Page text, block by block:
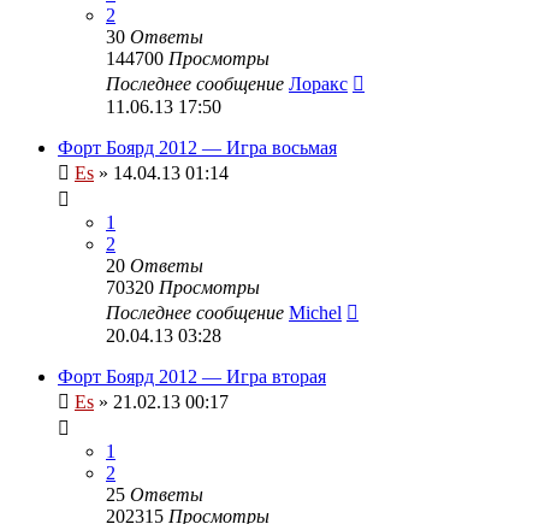
2
30 Ответы
144700 Просмотры
Последнее сообщение Лоракс
11.06.13 17:50
Форт Боярд 2012 — Игра восьмая
Es » 14.04.13 01:14
1
2
20 Ответы
70320 Просмотры
Последнее сообщение Michel
20.04.13 03:28
Форт Боярд 2012 — Игра вторая
Es » 21.02.13 00:17
1
2
25 Ответы
202315 Просмотры